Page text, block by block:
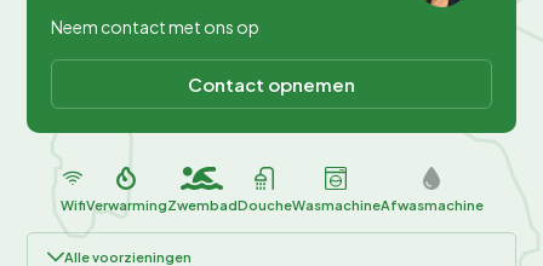
Neem contact met ons op
Contact opnemen
WifiVerwarmingZwembadDoucheWasmachineAfwasmachine
Alle voorzieningen